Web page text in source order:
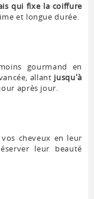
qui fixe la coiffure
et longue durée.
gourmand en
allant jusqu'à
après jour.
cheveux en leur
leur beauté